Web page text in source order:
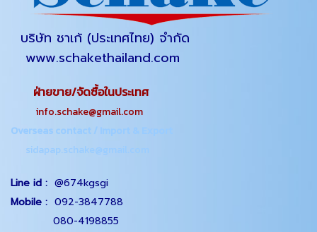
บริษัท ชาเก้ (ประเทศไทย) จำกัด
www.schakethailand.com
ฝ่ายขาย/จัดซื้อในประเทศ
info.schake@gmail.com
Overseas contact / Import & Export
sidapap.schake@gmail.com
Line id : @674kgsgi
Mobile : 092-3847788
080-4198855